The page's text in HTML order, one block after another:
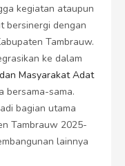
kegiatan ataupun
bersinergi dengan
Tambrauw.
ke dalam
Masyarakat Adat
bersama-sama.
bagian utama
Tambrauw 2025-
lainnya